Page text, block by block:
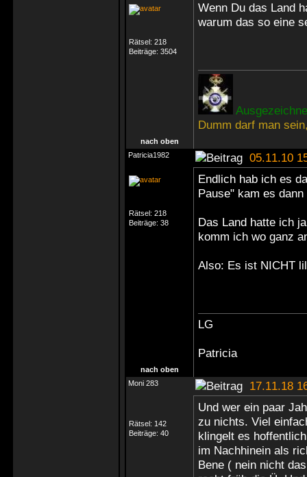
Rätsel: 218
Beiträge: 3504
Wenn Du das Land
warum das so eine
Dumm darf man
nach oben
Patricia1982
05.11.10
Rätsel: 218
Beiträge: 38
Endlich hab ich es
Pause" kam es
Das Land hatte ich
komm ich wo ganz
Also: Es ist NICHT
LG
Patricia
nach oben
Moni 283
17.11.18
Rätsel: 142
Beiträge: 40
Und wer ein paar
zu nichts. Viel
klingelt es
im Nachhinein als
Bene ( nein nicht